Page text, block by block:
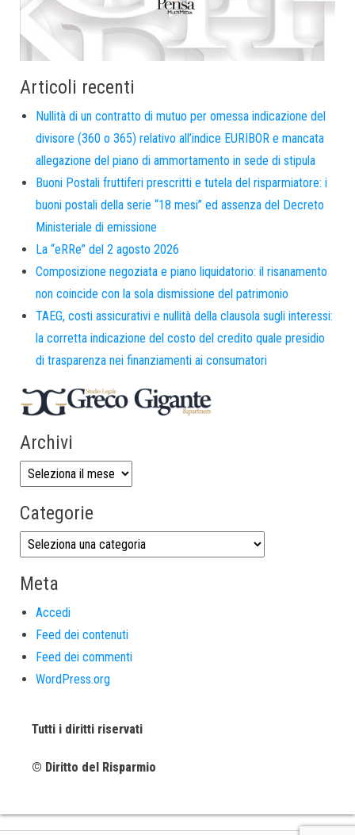
Articoli recenti
Nullità di un contratto di mutuo per omessa indicazione del
divisore (360 o 365) relativo all’indice EURIBOR e mancata
allegazione del piano di ammortamento in sede di stipula
Buoni Postali fruttiferi prescritti e tutela del risparmiatore: i
buoni postali della serie “18 mesi” ed assenza del Decreto
Ministeriale di emissione
La “eRRe” del 2 agosto 2026
Composizione negoziata e piano liquidatorio: il risanamento
non coincide con la sola dismissione del patrimonio
TAEG, costi assicurativi e nullità della clausola sugli interessi:
la corretta indicazione del costo del credito quale presidio
di trasparenza nei finanziamenti ai consumatori
Archivi
Categorie
Meta
Accedi
Feed dei contenuti
Feed dei commenti
WordPress.org
Tutti i diritti riservati
© Diritto del Risparmio